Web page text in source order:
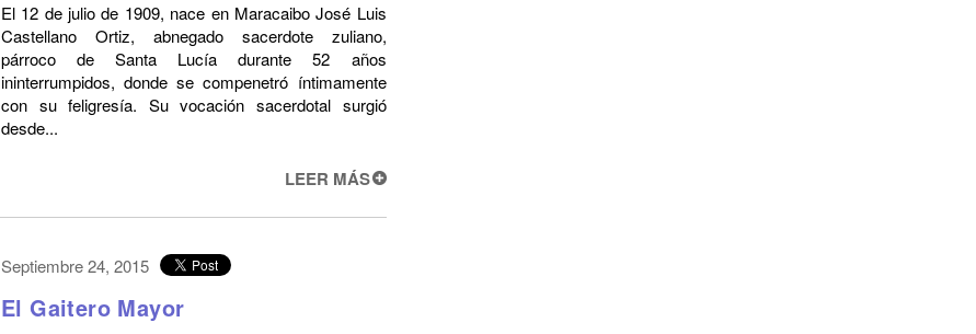
El 12 de julio de 1909, nace en Maracaibo José Luis
Castellano Ortiz, abnegado sacerdote zuliano,
párroco de Santa Lucía durante 52 años
ininterrumpidos, donde se compenetró íntimamente
con su feligresía. Su vocación sacerdotal surgió
desde...
LEER MÁS
Septiembre 24, 2015
El Gaitero Mayor